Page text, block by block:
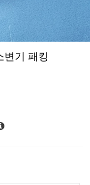
변기 패킹